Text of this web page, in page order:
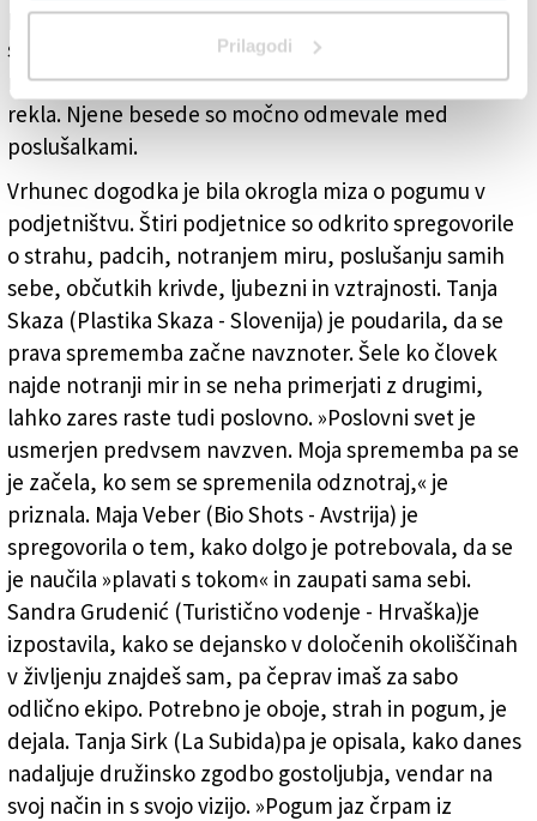
Prilagodi
pripravljeni, a hkrati dovolj odprti za spremembe
smeri. »Včasih sprememba poti ni neuspeh, temveč
najbolj modra odločitev, ki jo lahko sprejmemo,« je
rekla. Njene besede so močno odmevale med
poslušalkami.
Vrhunec dogodka je bila okrogla miza o pogumu v
podjetništvu. Štiri podjetnice so odkrito spregovorile
o strahu, padcih, notranjem miru, poslušanju samih
sebe, občutkih krivde, ljubezni in vztrajnosti. Tanja
Skaza (Plastika Skaza - Slovenija) je poudarila, da se
prava sprememba začne navznoter. Šele ko človek
najde notranji mir in se neha primerjati z drugimi,
lahko zares raste tudi poslovno. »Poslovni svet je
usmerjen predvsem navzven. Moja sprememba pa se
je začela, ko sem se spremenila odznotraj,« je
priznala. Maja Veber (Bio Shots - Avstrija) je
spregovorila o tem, kako dolgo je potrebovala, da se
je naučila »plavati s tokom« in zaupati sama sebi.
Sandra Grudenić (Turistično vodenje - Hrvaška)je
izpostavila, kako se dejansko v določenih okoliščinah
v življenju znajdeš sam, pa čeprav imaš za sabo
odlično ekipo. Potrebno je oboje, strah in pogum, je
dejala. Tanja Sirk (La Subida)pa je opisala, kako danes
nadaljuje družinsko zgodbo gostoljubja, vendar na
svoj način in s svojo vizijo. »Pogum jaz črpam iz